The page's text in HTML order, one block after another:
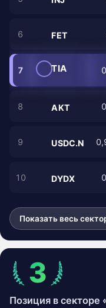
6 FET
7 TIA
8 AKT
9 USDC.N
10 DYDX
Показать весь
3
Позиция в секторе